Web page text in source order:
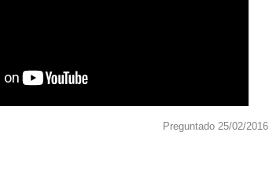
Preguntado 25/02/2016